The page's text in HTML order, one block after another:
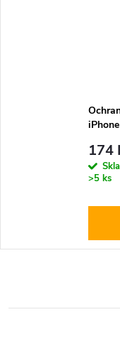
174
>5 ks